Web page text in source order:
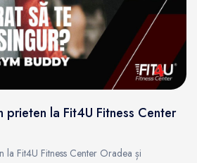
prieten la Fit4U Fitness Center
la Fit4U Fitness Center Oradea și